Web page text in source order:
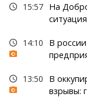
15:57 На
14:10
В
13:50
В
взрывы: